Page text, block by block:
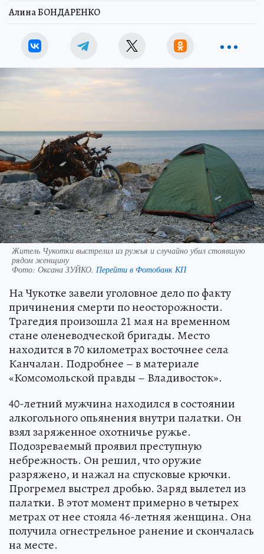
Алина БОНДАРЕНКО
Житель Чукотки выстрелил из ружья и случайно убил стоявшую
рядом женщину
Фото: Оксана ЗУЙКО. Перейти в Фотобанк КП
На Чукотке завели уголовное дело по факту
причинения смерти по неосторожности.
Трагедия произошла 21 мая на временном
стане оленеводческой бригады. Место
находится в 70 километрах восточнее села
Канчалан. Подробнее – в материале
«Комсомольской правды – Владивосток».
40-летний мужчина находился в состоянии
алкогольного опьянения внутри палатки. Он
взял заряженное охотничье ружье.
Подозреваемый проявил преступную
небрежность. Он решил, что оружие
разряжено, и нажал на спусковые крючки.
Прогремел выстрел дробью. Заряд вылетел из
палатки. В этот момент примерно в четырех
метрах от нее стояла 46-летняя женщина. Она
получила огнестрельное ранение и скончалась
на месте.